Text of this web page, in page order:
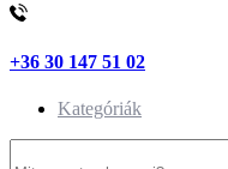
+36 30 147 51 02
Kategóriák